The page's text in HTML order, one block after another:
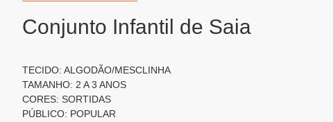
Conjunto Infantil de Saia
TECIDO: ALGODÃO/MESCLINHA
TAMANHO: 2 A 3 ANOS
CORES: SORTIDAS
PÚBLICO: POPULAR